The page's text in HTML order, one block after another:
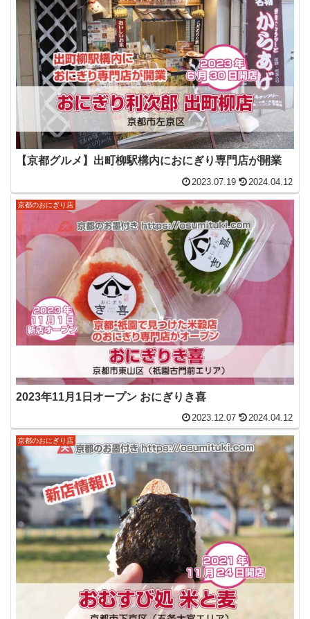
【京都グルメ】出町柳駅構内におにぎり専門店が開業
2023.07.19 2024.04.12
京都のおにぎり店
2023年11月1日オープン おにぎりき喜
2023.12.07 2024.04.12
京都のおにぎり店